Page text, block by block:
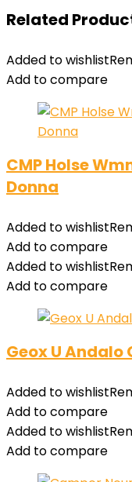
Related
Added to wishlist
Add to compare
CMP Holse
Donna
Added to wishlist
Add to compare
Added to wishlist
Add to compare
Geox U
Added to wishlist
Add to compare
Added to wishlist
Add to compare